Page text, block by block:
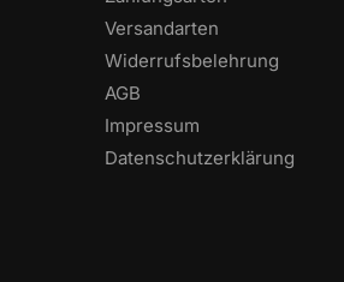
Versandarten
Widerrufsbelehrung
AGB
Impressum
Datenschutzerklärung